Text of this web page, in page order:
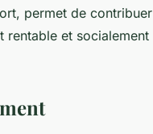
permet de contribuer
rentable et socialement